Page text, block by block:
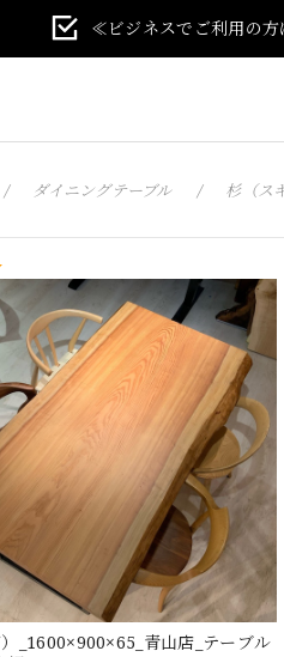
≪ビジネスでご利用の
ダイニングテーブル 杉（ス
_1600×900×65_青山店_テーブル